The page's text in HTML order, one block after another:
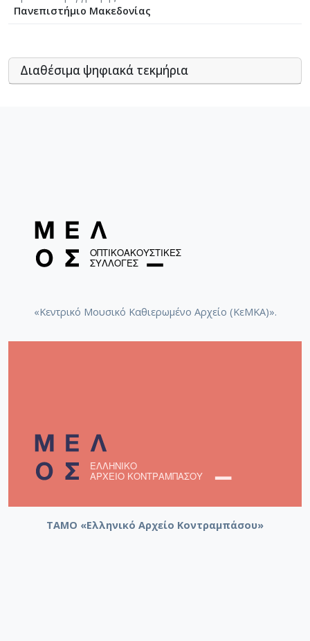
Πανεπιστήμιο Μακεδονίας
Διαθέσιμα ψηφιακά τεκμήρια
«Κεντρικό Μουσικό Καθιερωμένο Αρχείο (ΚεΜΚΑ)».
ΤΑΜΟ «Ελληνικό Αρχείο Κοντραμπάσου»